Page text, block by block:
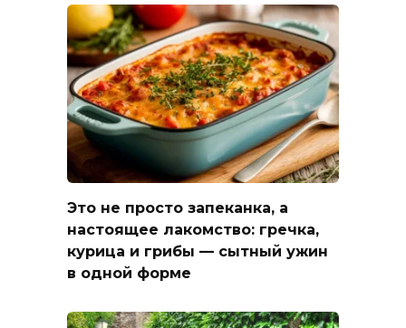
Это не просто запеканка, а
настоящее лакомство: гречка,
курица и грибы — сытный ужин
в одной форме